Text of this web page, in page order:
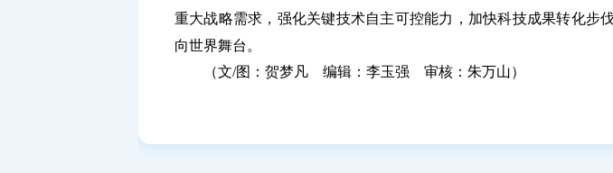
重大战略需求，强化关键技术自主可控能力，加快科技成果转化步
向世界舞台。
（文/图：贺梦凡 编辑：李玉强 审核：朱万山）